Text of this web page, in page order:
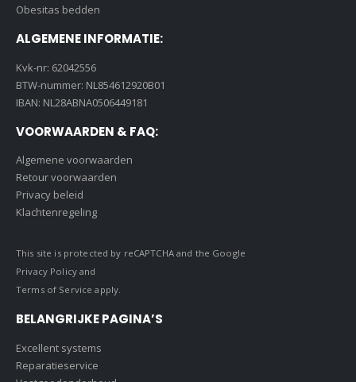
Obesitas bedden
ALGEMENE INFORMATIE:
Kvk-nr: 62042556
BTW-nummer: NL854612920B01
IBAN: NL28ABNA0506449181
VOORWAARDEN & FAQ:
Algemene voorwaarden
Retour voorwaarden
Privacy beleid
Klachtenregeling
This site is protected by reCAPTCHA and the Google
Privacy Policyand
Terms of Service apply.
BELANGRIJKE PAGINA’S
Excellent systems
Reparatieservice